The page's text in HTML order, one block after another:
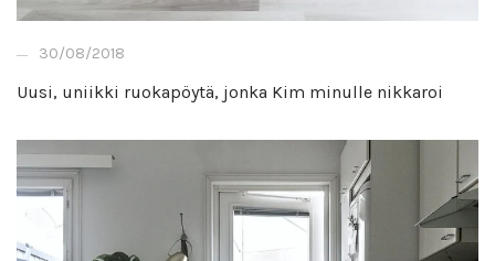
30/08/2018
Uusi, uniikki ruokapöytä, jonka Kim minulle nikkaroi